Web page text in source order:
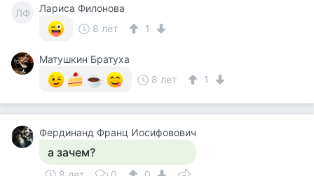
ЛФ
Лариса Филонова
8 лет
1
Матушкин Братуха
8 лет
1
Фердинанд Франц Иосифовович
а зачем?